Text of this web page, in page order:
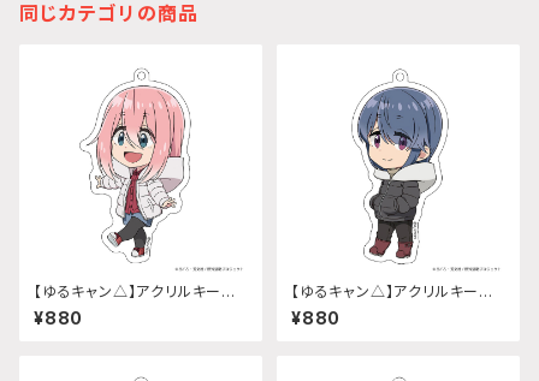
同じカテゴリの商品
【ゆるキャン△】アクリルキーホ
ルダー (『SEASON3』各務原 な
でしこ)
¥880
【ゆるキャン△】アクリルキーホ
ルダー (『SEASON3』志摩リン)
¥880